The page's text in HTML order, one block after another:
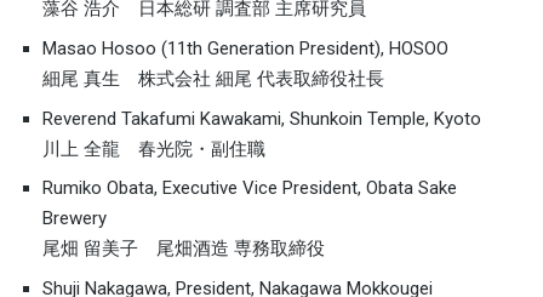
藻谷 浩介 日本総研 調査部 主席研究員
Masao Hosoo (11th Generation President), HOSOO
細尾 真生 株式会社 細尾 代表取締役社長
Reverend Takafumi Kawakami, Shunkoin Temple, Kyoto
川上 全龍 春光院・副住職
Rumiko Obata, Executive Vice President, Obata Sake
Brewery
尾畑 留美子 尾畑酒造 専務取締役
Shuji Nakagawa, President, Nakagawa Mokkougei